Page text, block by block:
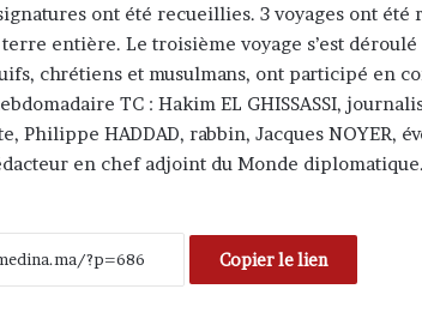
ont été recueillies. 3 voyages ont été
entière. Le troisième voyage s’est déroulé
chrétiens et musulmans, ont participé en
TC : Hakim EL GHISSASSI,
Philippe HADDAD, rabbin, Jacques NOYER,
en chef adjoint du Monde diplomatique.
Copier le lien